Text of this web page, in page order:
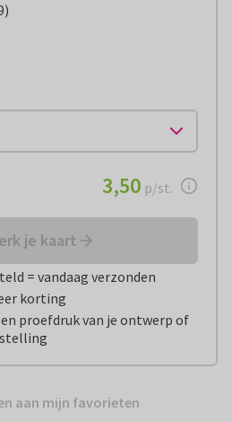
)
€ 3,50per stuk
3,50 p/st.
je kaart
= vandaag verzonden
korting
proefdruk van je ontwerp of
aan mijn favorieten